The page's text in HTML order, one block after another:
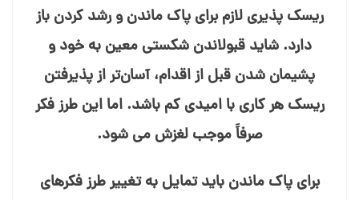
ریسک⁯ پذیری لازم برای پاک ماندن و رشد کردن باز
دارد. شاید قبولاندن شکستی معین به خود و
پشیمان شدن قبل از اقدام، آسان⁯‌تر از پذیرفتن
ریسک هر کاری با امیدی کم باشد. اما این طرز فکر
صرفاً موجب لغزش می⁯ شود.
برای پاک ماندن باید تمایل به تغییر طرز فکرهای